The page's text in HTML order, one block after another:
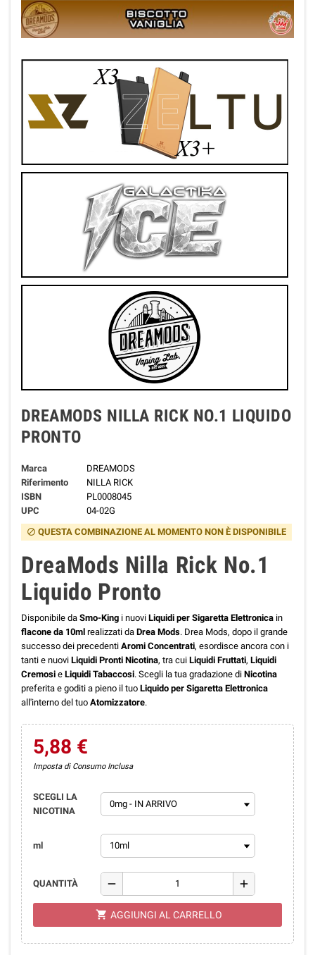
DREAMODS NILLA RICK NO.1 LIQUIDO
PRONTO
Marca
DREAMODS
Riferimento
NILLA RICK
ISBN
PL0008045
UPC
04-02G
block QUESTA COMBINAZIONE AL MOMENTO NON È DISPONIBILE
DreaMods Nilla Rick No.1
Liquido Pronto
Disponibile da Smo-King i nuovi Liquidi per Sigaretta Elettronica in
flacone da 10ml realizzati da Drea Mods. Drea Mods, dopo il grande
successo dei precedenti Aromi Concentrati, esordisce ancora con i
tanti e nuovi Liquidi Pronti Nicotina, tra cui Liquidi Fruttati, Liquidi
Cremosi e Liquidi Tabaccosi. Scegli la tua gradazione di Nicotina
preferita e goditi a pieno il tuo Liquido per Sigaretta Elettronica
all'interno del tuo Atomizzatore.
5,88 €
Imposta di Consumo Inclusa
SCEGLI LA
NICOTINA
ml
QUANTITÀ remove add
shopping_cart AGGIUNGI AL CARRELLO